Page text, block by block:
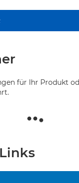
für Ihr Produkt